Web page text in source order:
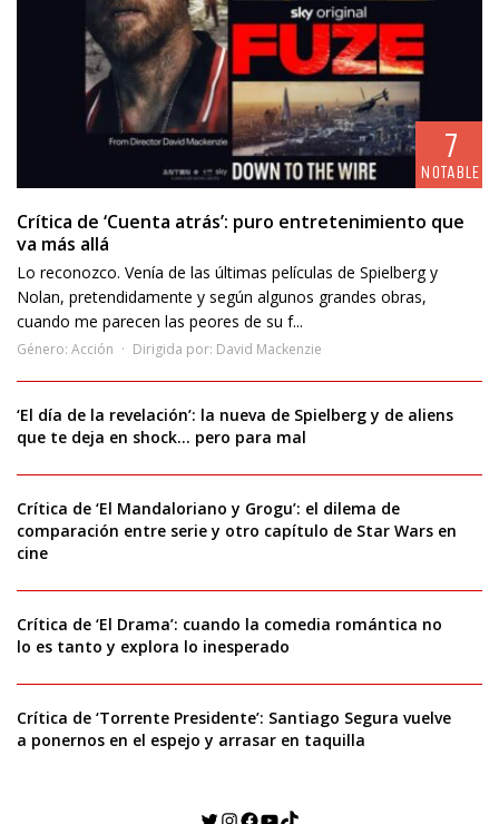
7
NOTABLE
Crítica de ‘Cuenta atrás’: puro entretenimiento que
va más allá
Lo reconozco. Venía de las últimas películas de Spielberg y
Nolan, pretendidamente y según algunos grandes obras,
cuando me parecen las peores de su f...
Género: Acción Dirigida por: David Mackenzie
‘El día de la revelación’: la nueva de Spielberg y de aliens
que te deja en shock… pero para mal
Crítica de ‘El Mandaloriano y Grogu’: el dilema de
comparación entre serie y otro capítulo de Star Wars en
cine
Crítica de ‘El Drama’: cuando la comedia romántica no
lo es tanto y explora lo inesperado
Crítica de ‘Torrente Presidente’: Santiago Segura vuelve
a ponernos en el espejo y arrasar en taquilla